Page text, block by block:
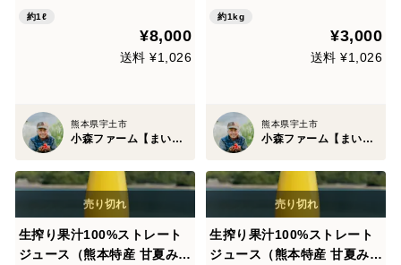
約1ℓ
¥8,000
送料 ¥1,026
熊本県宇土市
小森ファーム【まいひめおじさん】
約1kg
¥3,000
送料 ¥1,026
熊本県宇土市
小森ファーム【まいひめおじさん】
生搾り果汁100%ストレート
ジュース（熊本特産 甘夏みか
生搾り果汁100%ストレート
ジュース（熊本特産 甘夏みか